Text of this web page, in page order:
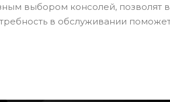
выбором консолей, позволят
в обслуживании